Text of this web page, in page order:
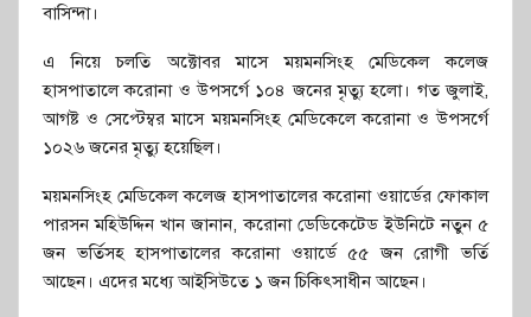
বাসিন্দা।
এ নিয়ে চলতি অক্টোবর মাসে ময়মনসিংহ মেডিকেল কলেজ
হাসপাতালে করোনা ও উপসর্গে ১০৪ জনের মৃত্যু হলো। গত জুলাই,
আগষ্ট ও সেপ্টেম্বর মাসে ময়মনসিংহ মেডিকেলে করোনা ও উপসর্গে
১০২৬ জনের মৃত্যু হয়েছিল।
ময়মনসিংহ মেডিকেল কলেজ হাসপাতালের করোনা ওয়ার্ডের ফোকাল
পারসন মহিউদ্দিন খান জানান, করোনা ডেডিকেটেড ইউনিটে নতুন ৫
জন ভর্তিসহ হাসপাতালের করোনা ওয়ার্ডে ৫৫ জন রোগী ভর্তি
আছেন। এদের মধ্যে আইসিউতে ১ জন চিকিৎসাধীন আছেন।